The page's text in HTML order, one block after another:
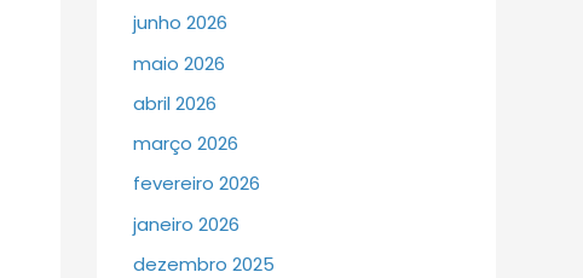
junho 2026
maio 2026
abril 2026
março 2026
fevereiro 2026
janeiro 2026
dezembro 2025